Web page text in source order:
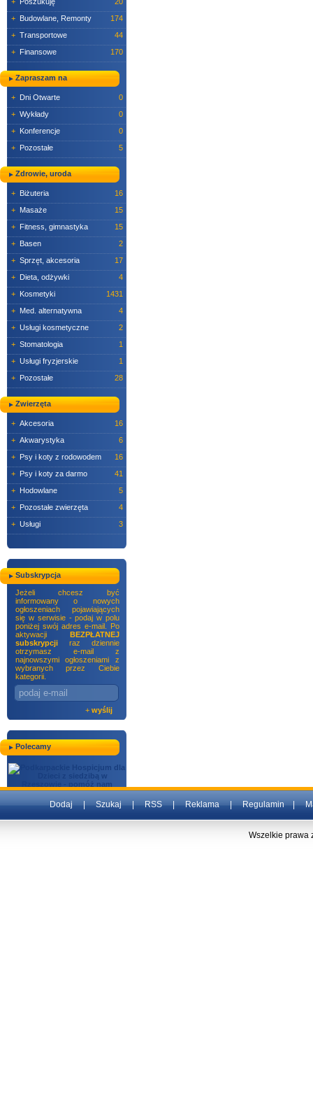
+ Budowlane, Remonty
174
+ Transportowe
44
+ Finansowe 170
Zapraszam na
+ Dni Otwarte
0
+ Wykłady
0
+ Konferencje
0
+ Pozostałe 5
Zdrowie, uroda
+ Biżuteria
16
+ Masaże
15
+ Fitness, gimnastyka
15
+ Basen
2
+ Sprzęt, akcesoria
17
+ Dieta, odżywki
4
+ Kosmetyki
1431
+ Med. alternatywna
4
+ Usługi kosmetyczne
2
+ Stomatologia
1
+ Usługi fryzjerskie
1
+ Pozostałe 28
Zwierzęta
+ Akcesoria
16
+ Akwarystyka
6
+ Psy i koty z rodowodem
16
+ Psy i koty za darmo
41
+ Hodowlane
5
+ Pozostałe zwierzęta
4
+ Usługi 3
Subskrypcja
Jeżeli chcesz być
informowany o nowych
ogłoszeniach pojawiających
się w serwisie - podaj w polu
poniżej swój adres e-mail. Po
aktywacji BEZPŁATNEJ
subskrypcji raz dziennie
otrzymasz e-mail z
najnowszymi ogłoszeniami z
wybranych przez Ciebie
kategorii.
+ wyślij
Polecamy
Dodaj|Szukaj|RSS|Reklama|Regulamin|
Wszelkie prawa